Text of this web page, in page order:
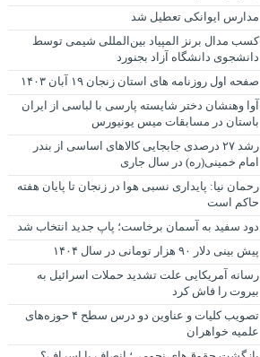
مدارس ایوانکی تعطیل شد
کسب مدال برنز المپیاد بین‌المللی شیمی توسط
دانشجوی دانشگاه آزاد بجنورد
صفحه اول روزنامه های استان زنجان ۱۹ آبان ۱۴۰۳
آوا وهنشان دختر شایسته پارسی با لباسی از ایران
باستان در مسابقات میس یونیورس
رشد ۲۷ درصدی جابجایی کالاهای اساسی از بندر
امام خمینی(ره) در سال جاری
رحمان نیا: پایداری نسبی هوا در زنجان تا پایان هفته
حاکم است
دود سفید به آسمان برخاست؛ پاپ جدید انتخاب شد
پیش بینی دلار ۹۰ هزار تومانی در سال ۱۴۰۴
رسانه آمریکایی علت تشدید حملات اسرائیل به
بیروت را فاش کرد
تصویب کلیات و عناوین دو درس سطح ۴ حوزه‌های
علمیه خواهران